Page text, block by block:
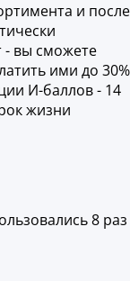
и после
- вы сможете
ими до 30%
И-баллов - 14
жизни
8 раз